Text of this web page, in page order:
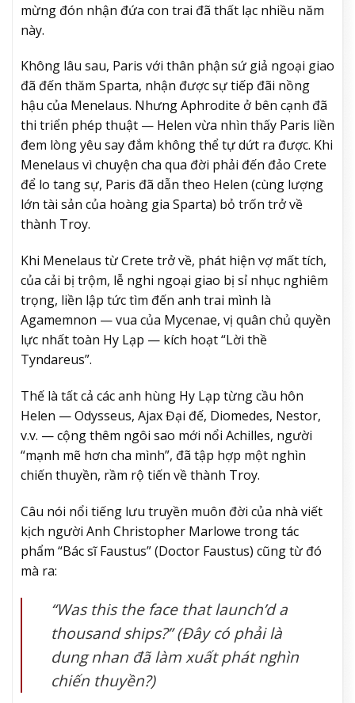
mừng đón nhận đứa con trai đã thất lạc nhiều năm
này.
Không lâu sau, Paris với thân phận sứ giả ngoại giao
đã đến thăm Sparta, nhận được sự tiếp đãi nồng
hậu của Menelaus. Nhưng Aphrodite ở bên cạnh đã
thi triển phép thuật — Helen vừa nhìn thấy Paris liền
đem lòng yêu say đắm không thể tự dứt ra được. Khi
Menelaus vì chuyện cha qua đời phải đến đảo Crete
để lo tang sự, Paris đã dẫn theo Helen (cùng lượng
lớn tài sản của hoàng gia Sparta) bỏ trốn trở về
thành Troy.
Khi Menelaus từ Crete trở về, phát hiện vợ mất tích,
của cải bị trộm, lễ nghi ngoại giao bị sỉ nhục nghiêm
trọng, liền lập tức tìm đến anh trai mình là
Agamemnon — vua của Mycenae, vị quân chủ quyền
lực nhất toàn Hy Lạp — kích hoạt “Lời thề
Tyndareus”.
Thế là tất cả các anh hùng Hy Lạp từng cầu hôn
Helen — Odysseus, Ajax Đại đế, Diomedes, Nestor,
v.v. — cộng thêm ngôi sao mới nổi Achilles, người
“mạnh mẽ hơn cha mình”, đã tập hợp một nghìn
chiến thuyền, rầm rộ tiến về thành Troy.
Câu nói nổi tiếng lưu truyền muôn đời của nhà viết
kịch người Anh Christopher Marlowe trong tác
phẩm “Bác sĩ Faustus” (Doctor Faustus) cũng từ đó
mà ra:
“Was this the face that launch’d a
thousand ships?”(Đây có phải là
dung nhan đã làm xuất phát nghìn
chiến thuyền?)